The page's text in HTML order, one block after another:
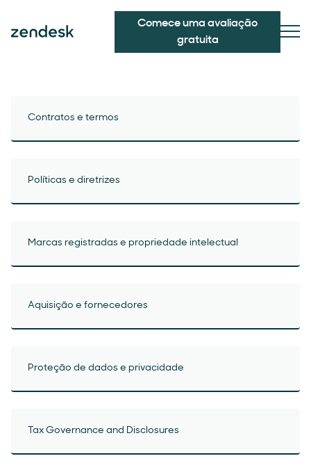
Comece uma avaliação
gratuita
Contratos e termos
Políticas e diretrizes
Marcas registradas e propriedade intelectual
Aquisição e fornecedores
Proteção de dados e privacidade
Tax Governance and Disclosures